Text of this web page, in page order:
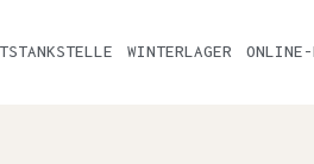
WINTERLAGER ONLINE-